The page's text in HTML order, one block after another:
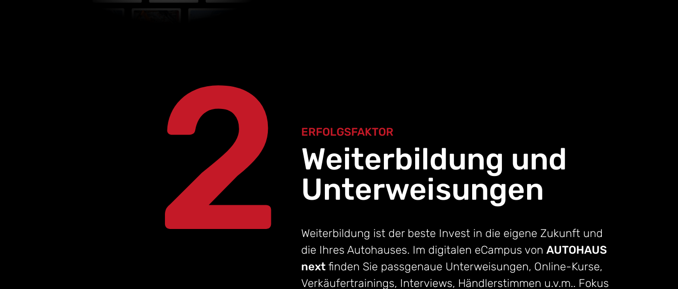
2 ERFOLGSFAKTOR
Weiterbildung und
Unterweisungen
Weiterbildung ist der beste Invest in die eigene Zukunft und
die Ihres Autohauses. Im digitalen eCampus von AUTOHAUS
next finden Sie passgenaue Unterweisungen, Online-Kurse,
Verkäufertrainings, Interviews, Händlerstimmen u.v.m.. Fokus